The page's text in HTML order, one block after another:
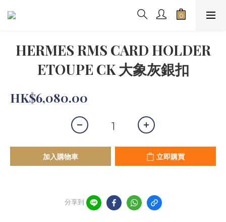
HERMES RMS CARD HOLDER
ETOUPE CK 大象灰銀扣
HK$6,080.00
加入購物車 立即購買
分享到